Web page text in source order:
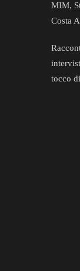
MIM,
Costa
tocco